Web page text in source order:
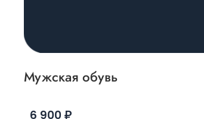
Мужская обувь
6 900 ₽